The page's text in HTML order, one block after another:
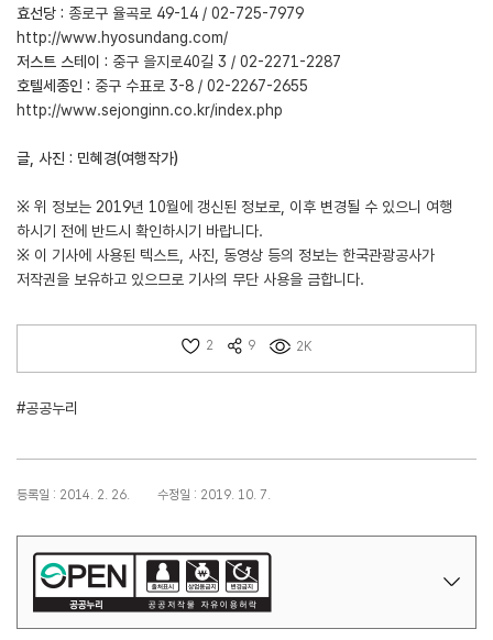
효선당 : 종로구 율곡로 49-14 / 02-725-7979
http://www.hyosundang.com/
저스트 스테이 : 중구 을지로40길 3 / 02-2271-2287
호텔세종인 : 중구 수표로 3-8 / 02-2267-2655
http://www.sejonginn.co.kr/index.php
글, 사진 : 민혜경(여행작가)
※ 위 정보는 2019년 10월에 갱신된 정보로, 이후 변경될 수 있으니 여행
하시기 전에 반드시 확인하시기 바랍니다.
※ 이 기사에 사용된 텍스트, 사진, 동영상 등의 정보는 한국관광공사가
저작권을 보유하고 있으므로 기사의 무단 사용을 금합니다.
2 9 2K
#공공누리
등록일 : 2014. 2. 26. 수정일 : 2019. 10. 7.